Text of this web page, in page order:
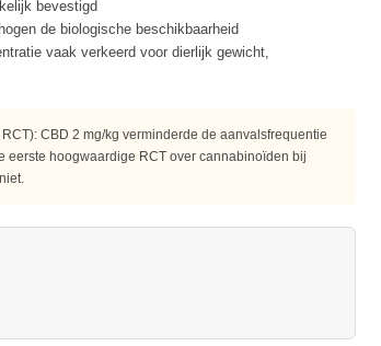
bevestigd
de biologische beschikbaarheid
vaak verkeerd voor dierlijk gewicht,
RCT): CBD 2 mg/kg verminderde de aanvalsfrequentie
eerste hoogwaardige RCT over cannabinoïden bij